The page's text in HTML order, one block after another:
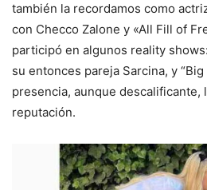
también la recordamos como
con Checco Zalone y «All Fill of
participó en algunos reality
su entonces pareja Sarcina, y
presencia, aunque descalificante,
reputación.